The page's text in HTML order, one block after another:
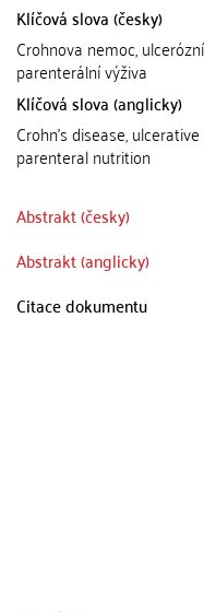
Klíčová slova (česky)
Crohnova nemoc,
parenterální výživa
Klíčová slova (anglicky)
Crohn's disease,
parenteral nutrition
Abstrakt (česky)
Abstrakt (anglicky)
Citace dokumentu